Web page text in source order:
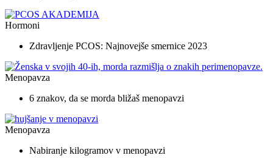
Hormoni
Zdravljenje PCOS: Najnovejše smernice 2023
Menopavza
6 znakov, da se morda bližaš menopavzi
Menopavza
Nabiranje kilogramov v menopavzi